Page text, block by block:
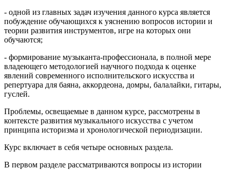
- одной из главных задач изучения данного курса является
побуждение обучающихся к уяснению вопросов истории и
теории развития инструментов, игре на которых они
обучаются;
- формирование музыканта-профессионала, в полной мере
владеющего методологией научного подхода к оценке
явлений современного исполнительского искусства и
репертуара для баяна, аккордеона, домры, балалайки, гитары,
гуслей.
Проблемы, освещаемые в данном курсе, рассмотрены в
контексте развития музыкального искусства с учетом
принципа историзма и хронологической периодизации.
Курс включает в себя четыре основных раздела.
В первом разделе рассматриваются вопросы из истории